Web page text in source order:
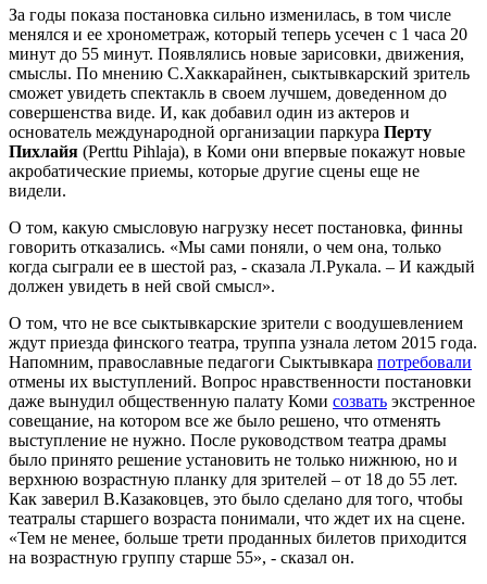
За годы показа постановка сильно изменилась, в том числе
менялся и ее хронометраж, который теперь усечен с 1 часа 20
минут до 55 минут. Появлялись новые зарисовки, движения,
смыслы. По мнению С.Хаккарайнен, сыктывкарский зритель
сможет увидеть спектакль в своем лучшем, доведенном до
совершенства виде. И, как добавил один из актеров и
основатель международной организации паркура Перту
Пихлайя (Perttu Pihlaja), в Коми они впервые покажут новые
акробатические приемы, которые другие сцены еще не
видели.
О том, какую смысловую нагрузку несет постановка, финны
говорить отказались. «Мы сами поняли, о чем она, только
когда сыграли ее в шестой раз, - сказала Л.Рукала. – И каждый
должен увидеть в ней свой смысл».
О том, что не все сыктывкарские зрители с воодушевлением
ждут приезда финского театра, труппа узнала летом 2015 года.
Напомним, православные педагоги Сыктывкара потребовали
отмены их выступлений. Вопрос нравственности постановки
даже вынудил общественную палату Коми созвать экстренное
совещание, на котором все же было решено, что отменять
выступление не нужно. После руководством театра драмы
было принято решение установить не только нижнюю, но и
верхнюю возрастную планку для зрителей – от 18 до 55 лет.
Как заверил В.Казаковцев, это было сделано для того, чтобы
театралы старшего возраста понимали, что ждет их на сцене.
«Тем не менее, больше трети проданных билетов приходится
на возрастную группу старше 55», - сказал он.